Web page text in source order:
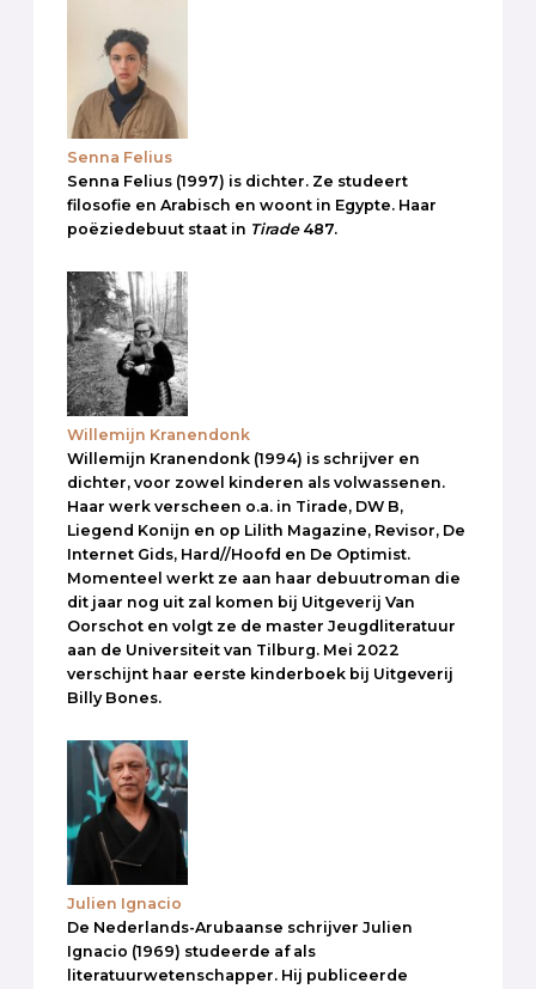
Senna Felius
Senna Felius (1997) is dichter. Ze studeert
filosofie en Arabisch en woont in Egypte. Haar
poëziedebuut staat in Tirade 487.
Willemijn Kranendonk
Willemijn Kranendonk (1994) is schrijver en
dichter, voor zowel kinderen als volwassenen.
Haar werk verscheen o.a. in Tirade, DW B,
Liegend Konijn en op Lilith Magazine, Revisor, De
Internet Gids, Hard//Hoofd en De Optimist.
Momenteel werkt ze aan haar debuutroman die
dit jaar nog uit zal komen bij Uitgeverij Van
Oorschot en volgt ze de master Jeugdliteratuur
aan de Universiteit van Tilburg. Mei 2022
verschijnt haar eerste kinderboek bij Uitgeverij
Billy Bones.
Julien Ignacio
De Nederlands-Arubaanse schrijver Julien
Ignacio (1969) studeerde af als
literatuurwetenschapper. Hij publiceerde